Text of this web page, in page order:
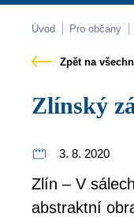
Kontakty
Úvod Pro občany
Zpět na
Zlínský
3. 8. 2020
Zlín – V
abstraktní